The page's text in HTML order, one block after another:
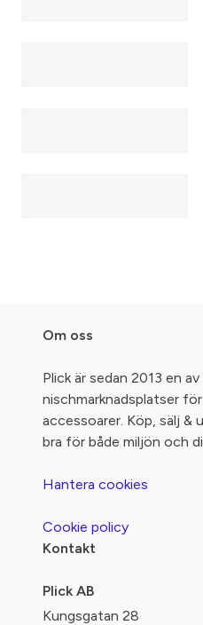
Om oss
Plick är sedan 2013 en
nischmarknadsplatser
accessoarer. Köp, sälj &
bra för både miljön och
Hantera cookies
Cookie policy
Kontakt
Plick AB
Kungsgatan 28